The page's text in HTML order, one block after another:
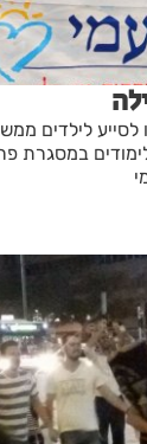
לסייע לילדים
במסגרת